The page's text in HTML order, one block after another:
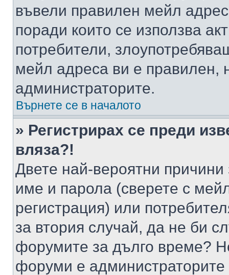
въвели правилен мейл
поради които се използва
потребители,
мейл адреса ви е правилен,
администраторите.
Върнете се в началото
» Регистрирах се преди
вляза?!
Двете най-вероятни
име и парола (сверете с
регистрация) или
за втория случай, да не би
форумите за дълго време?
форуми е администраторите